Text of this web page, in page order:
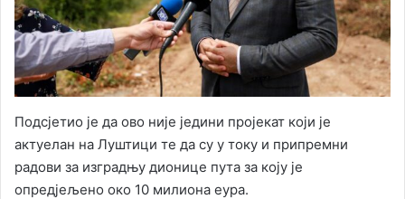
Подсјетио је да ово није једини пројекат који је
актуелан на Луштици те да су у току и припремни
радови за изградњу дионице пута за коју је
опредјељено око 10 милиона еура.